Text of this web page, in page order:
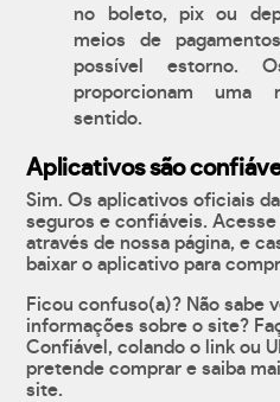
no boleto, pix ou
meios de
possível estorno.
proporcionam uma
sentido.
Aplicativos são
Sim. Os aplicativos oficiais
seguros e confiáveis.
através de nossa página, e
baixar o aplicativo para
Ficou confuso(a)? Não sabe
informações sobre o site?
Confiável, colando o link ou
pretende comprar e saiba
site.